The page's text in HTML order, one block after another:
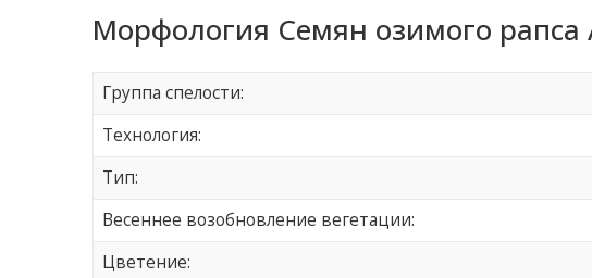
Морфология Семян озимого рапса
Группа спелости:
Технология:
Тип:
Весеннее возобновление вегетации:
Цветение: